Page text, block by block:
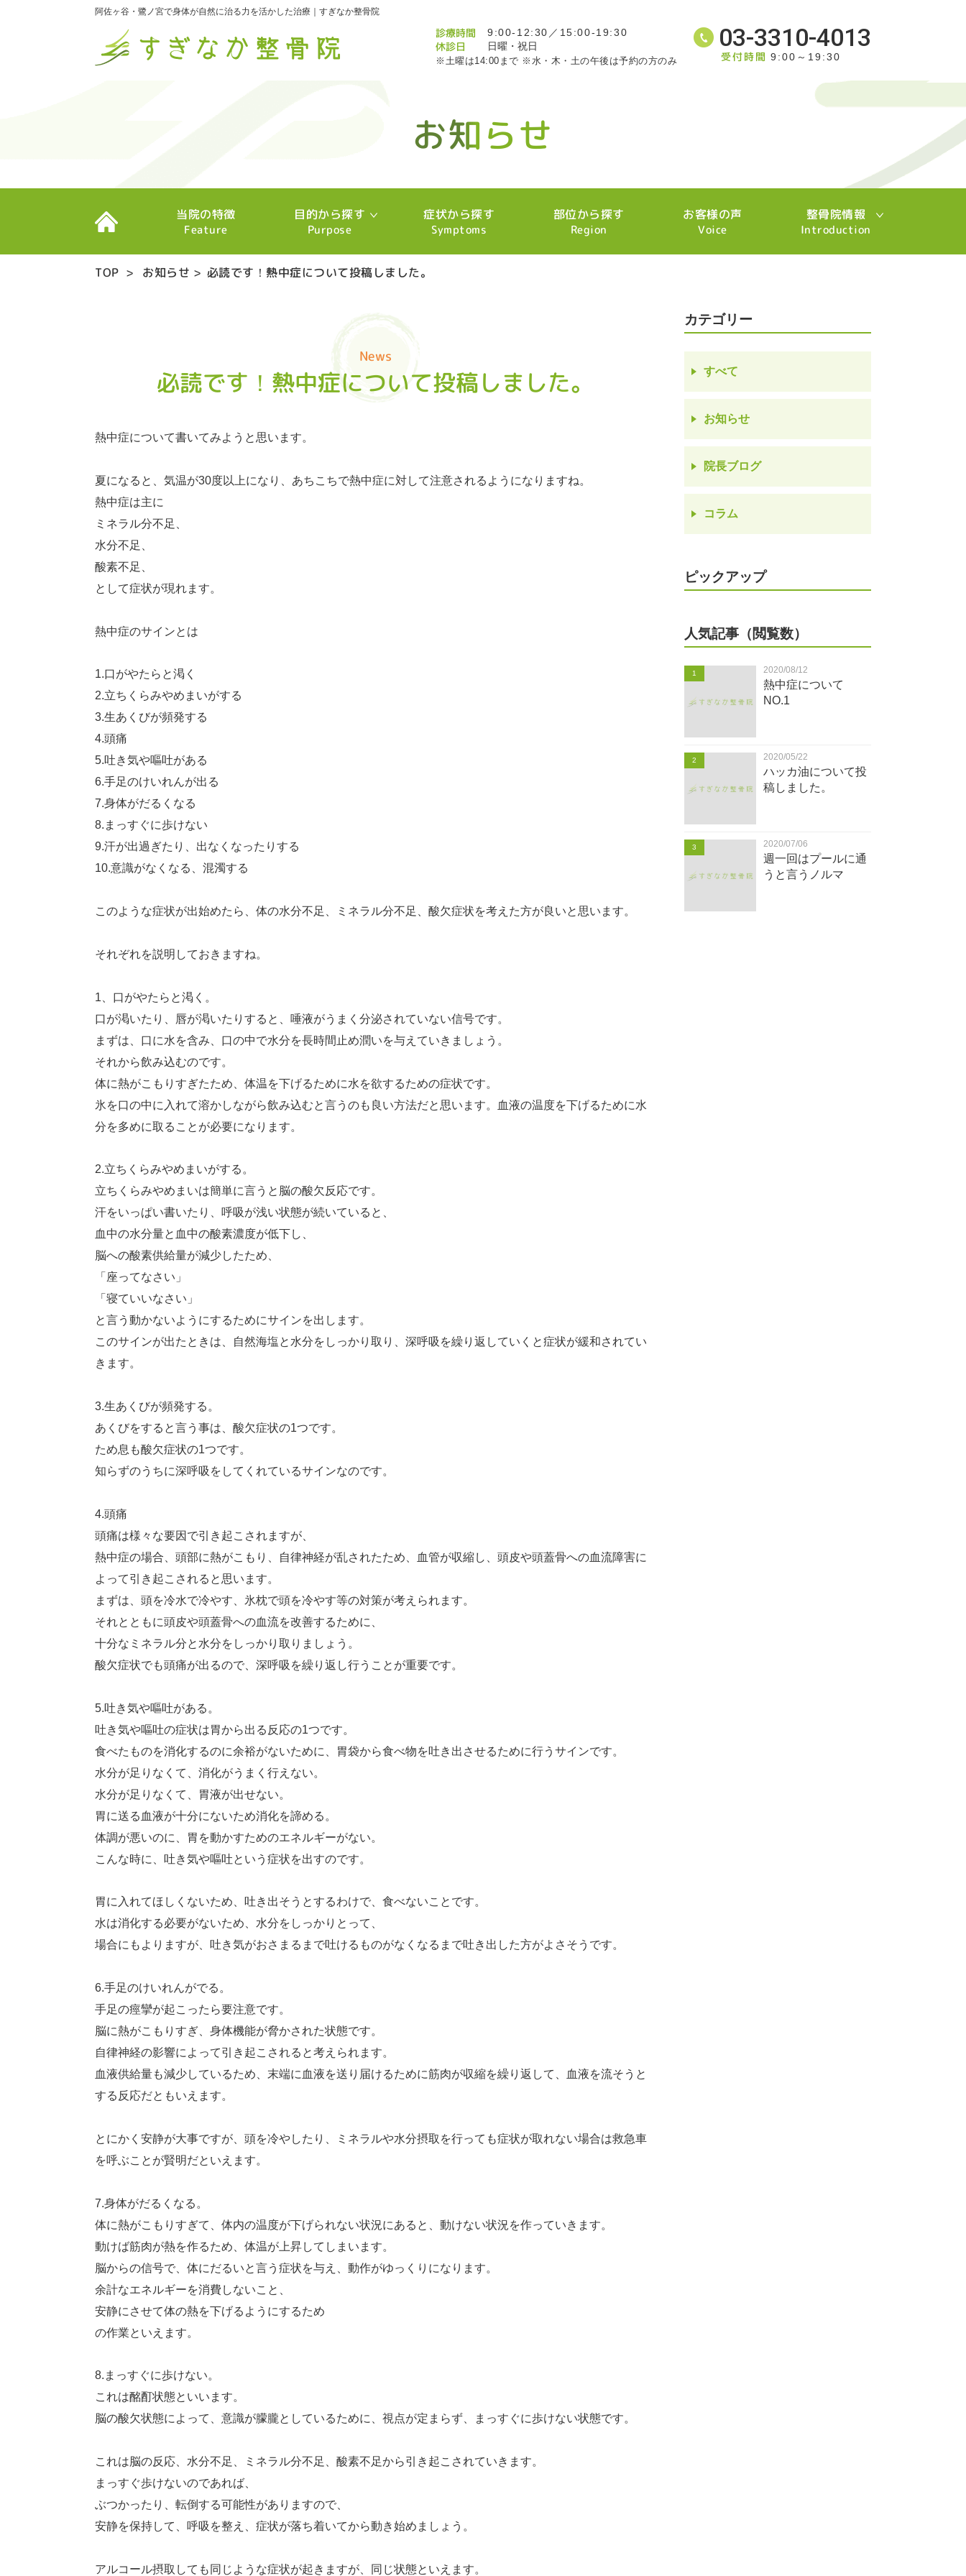
阿佐ヶ谷・鷺ノ宮で身体が自然に治る力を活かした治療｜すぎなか整骨院
診療時間 9:00-12:30／15:00-19:30
休診日 日曜・祝日
※土曜は14:00まで ※水・木・土の午後は予約の方のみ
03-3310-4013
受付時間 9:00～19:30
お知らせ
お知らせ
お知らせ
お知らせ
お知らせ
お知らせ
お知らせ
お知らせ
お知らせ
お知らせ
お知らせ
お知らせ
お知らせ
お知らせ
お知らせ
お知らせ
お知らせ
お知らせ
お知らせ
お知らせ
お知らせ
お知らせ
お知らせ
お知らせ
お知らせ
お知らせ
お知らせ
お知らせ
お知らせ
お知らせ
お知らせ
お知らせ
お知らせ
お知らせ
お知らせ
お知らせ
お知らせ
お知らせ
お知らせ
お知らせ
お知らせ
お知らせ
お知らせ
お知らせ
お知らせ
お知らせ
お知らせ
お知らせ
お知らせ
お知らせ
お知らせ
お知らせ
お知らせ
お知らせ
お知らせ
お知らせ
お知らせ
お知らせ
お知らせ
お知らせ
お知らせ
お知らせ
お知らせ
お知らせ
お知らせ
お知らせ
当院の特徴
Feature
目的から探す
Purpose
症状から探す
Symptoms
部位から探す
Region
お客様の声
Voice
整骨院情報
Introduction
TOP > お知らせ > 必読です！熱中症について投稿しました。
News
必読です！熱中症について投稿しました。
熱中症について書いてみようと思います。
夏になると、気温が30度以上になり、あちこちで熱中症に対して注意されるようになりますね。
熱中症は主に
ミネラル分不足、
水分不足、
酸素不足、
として症状が現れます。
熱中症のサインとは
1.口がやたらと渇く
2.立ちくらみやめまいがする
3.生あくびが頻発する
4.頭痛
5.吐き気や嘔吐がある
6.手足のけいれんが出る
7.身体がだるくなる
8.まっすぐに歩けない
9.汗が出過ぎたり、出なくなったりする
10.意識がなくなる、混濁する
このような症状が出始めたら、体の水分不足、ミネラル分不足、酸欠症状を考えた方が良いと思います。
それぞれを説明しておきますね。
1、口がやたらと渇く。
口が渇いたり、唇が渇いたりすると、唾液がうまく分泌されていない信号です。
まずは、口に水を含み、口の中で水分を長時間止め潤いを与えていきましょう。
それから飲み込むのです。
体に熱がこもりすぎたため、体温を下げるために水を欲するための症状です。
氷を口の中に入れて溶かしながら飲み込むと言うのも良い方法だと思います。血液の温度を下げるために水
分を多めに取ることが必要になります。
2.立ちくらみやめまいがする。
立ちくらみやめまいは簡単に言うと脳の酸欠反応です。
汗をいっぱい書いたり、呼吸が浅い状態が続いていると、
血中の水分量と血中の酸素濃度が低下し、
脳への酸素供給量が減少したため、
「座ってなさい」
「寝ていいなさい」
と言う動かないようにするためにサインを出します。
このサインが出たときは、自然海塩と水分をしっかり取り、深呼吸を繰り返していくと症状が緩和されてい
きます。
3.生あくびが頻発する。
あくびをすると言う事は、酸欠症状の1つです。
ため息も酸欠症状の1つです。
知らずのうちに深呼吸をしてくれているサインなのです。
4.頭痛
頭痛は様々な要因で引き起こされますが、
熱中症の場合、頭部に熱がこもり、自律神経が乱されたため、血管が収縮し、頭皮や頭蓋骨への血流障害に
よって引き起こされると思います。
まずは、頭を冷水で冷やす、氷枕で頭を冷やす等の対策が考えられます。
それとともに頭皮や頭蓋骨への血流を改善するために、
十分なミネラル分と水分をしっかり取りましょう。
酸欠症状でも頭痛が出るので、深呼吸を繰り返し行うことが重要です。
5.吐き気や嘔吐がある。
吐き気や嘔吐の症状は胃から出る反応の1つです。
食べたものを消化するのに余裕がないために、胃袋から食べ物を吐き出させるために行うサインです。
水分が足りなくて、消化がうまく行えない。
水分が足りなくて、胃液が出せない。
胃に送る血液が十分にないため消化を諦める。
体調が悪いのに、胃を動かすためのエネルギーがない。
こんな時に、吐き気や嘔吐という症状を出すのです。
胃に入れてほしくないため、吐き出そうとするわけで、食べないことです。
水は消化する必要がないため、水分をしっかりとって、
場合にもよりますが、吐き気がおさまるまで吐けるものがなくなるまで吐き出した方がよさそうです。
6.手足のけいれんがでる。
手足の痙攣が起こったら要注意です。
脳に熱がこもりすぎ、身体機能が脅かされた状態です。
自律神経の影響によって引き起こされると考えられます。
血液供給量も減少しているため、末端に血液を送り届けるために筋肉が収縮を繰り返して、血液を流そうと
する反応だともいえます。
とにかく安静が大事ですが、頭を冷やしたり、ミネラルや水分摂取を行っても症状が取れない場合は救急車
を呼ぶことが賢明だといえます。
7.身体がだるくなる。
体に熱がこもりすぎて、体内の温度が下げられない状況にあると、動けない状況を作っていきます。
動けば筋肉が熱を作るため、体温が上昇してしまいます。
脳からの信号で、体にだるいと言う症状を与え、動作がゆっくりになります。
余計なエネルギーを消費しないこと、
安静にさせて体の熱を下げるようにするため
の作業といえます。
8.まっすぐに歩けない。
これは酩酊状態といいます。
脳の酸欠状態によって、意識が朦朧としているために、視点が定まらず、まっすぐに歩けない状態です。
これは脳の反応、水分不足、ミネラル分不足、酸素不足から引き起こされていきます。
まっすぐ歩けないのであれば、
ぶつかったり、転倒する可能性がありますので、
安静を保持して、呼吸を整え、症状が落ち着いてから動き始めましょう。
アルコール摂取しても同じような症状が起きますが、同じ状態といえます。
カテゴリー
すべて
お知らせ
院長ブログ
コラム
ピックアップ
人気記事（閲覧数）
1 2020/08/12
熱中症について
NO.1
2 2020/05/22
ハッカ油について投
稿しました。
3 2020/07/06
週一回はプールに通
うと言うノルマ